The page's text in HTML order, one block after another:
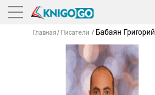
Главная Писатели Бабаян Григорий